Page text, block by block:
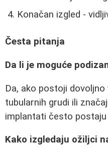
Konačan izgled -
Česta pitanja
Da li je moguće
Da, ako postoji
tubularnih grudi ili
implantati često postaju
Kako izgledaju ožiljci